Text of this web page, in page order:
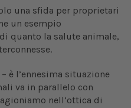
una sfida per proprietari
un esempio
quanto la salute animale,
è l’ennesima situazione
va in parallelo con
nell’ottica di